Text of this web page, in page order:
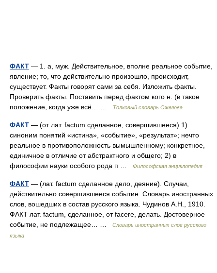
ФАКТ — 1. а, муж. Действительное, вполне реальное событие,
явление; то, что действительно произошло, происходит,
существует. Факты говорят сами за себя. Изложить факты.
Проверить факты. Поставить перед фактом кого н. (в такое
положение, когда уже всё… …
Толковый словарь Ожегова
ФАКТ — (от лат. factum сделанное, совершившееся) 1)
синоним понятий «истина», «событие», «результат»; нечто
реальное в противоположность вымышленному; конкретное,
единичное в отличие от абстрактного и общего; 2) в
философии науки особого рода п …
Философская энциклопедия
ФАКТ — (лат. factum сделанное дело, деяние). Случаи,
действительно совершившееся событие. Словарь иностранных
слов, вошедших в состав русского языка. Чудинов А.Н., 1910.
ФАКТ лат. factum, сделанное, от facere, делать. Достоверное
событие, не подлежащее… …
Словарь иностранных слов русского
языка